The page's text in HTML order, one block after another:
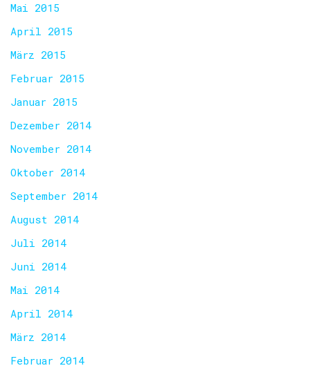
Mai 2015
April 2015
März 2015
Februar 2015
Januar 2015
Dezember 2014
November 2014
Oktober 2014
September 2014
August 2014
Juli 2014
Juni 2014
Mai 2014
April 2014
März 2014
Februar 2014